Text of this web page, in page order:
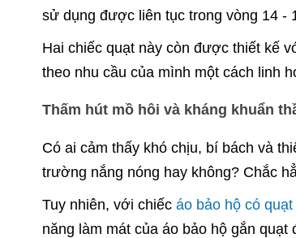
sử dụng được liên tục trong vòng 14 -
Hai chiếc quạt này còn được thiết kế
theo nhu cầu của mình một cách linh
Thấm hút mồ hôi và kháng khuẩn
Có ai cảm thấy khó chịu, bí bách và
trường nắng nóng hay không? Chắc
Tuy nhiên, với chiếc áo bảo hộ có quạt
năng làm mát của áo bảo hộ gắn